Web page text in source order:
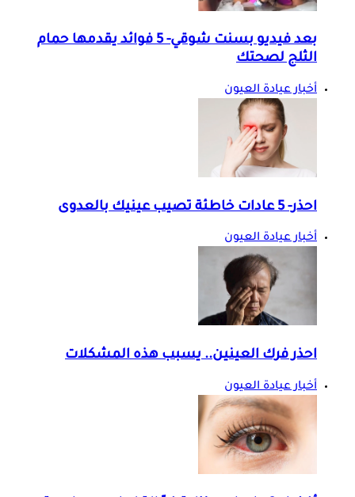
بعد فيديو بسنت شوقي- 5 فوائد يقدمها حمام
الثلج لصحتك
أخبار عيادة العيون
احذر- 5 عادات خاطئة تصيب عينيك بالعدوى
أخبار عيادة العيون
احذر فرك العينين.. يسبب هذه المشكلات
أخبار عيادة العيون